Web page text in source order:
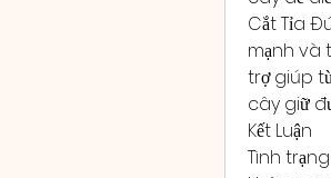
Cắt Tỉa
mạnh và
trợ giúp
cây giữ
Kết Luận
Tình